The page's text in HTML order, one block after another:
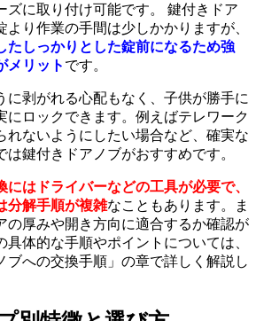
ズに取り付け可能です。 鍵付きドア
より作業の手間は少しかかりますが、
たしっかりとした錠前になるため強
メリット です。
に剥がれる心配もなく、子供が勝手に
にロックできます。例えばテレワーク
れないようにしたい場合など、確実な
鍵付きドアノブがおすすめです。
にはドライバーなどの工具が必要で、
分解手順が複雑なこともあります。ま
の厚みや開き方向に適合するか確認が
具体的な手順やポイントについては、
ブへの交換手順」の章で詳しく解説し